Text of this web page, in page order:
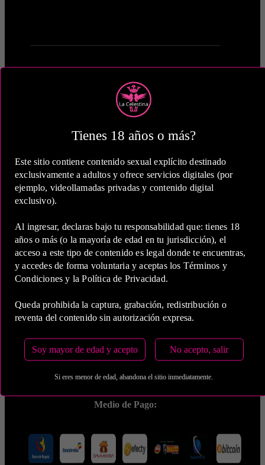
Tienes 18 años o más?
Este sitio contiene contenido sexual explícito destinado
exclusivamente a adultos y ofrece servicios digitales (por
ejemplo, videollamadas privadas y contenido digital
exclusivo).
Al ingresar, declaras bajo tu responsabilidad que: tienes 18
años o más (o la mayoría de edad en tu jurisdicción), el
acceso a este tipo de contenido es legal donde te encuentras,
y accedes de forma voluntaria y aceptas los Términos y
Condiciones y la Política de Privacidad.
Queda prohibida la captura, grabación, redistribución o
reventa del contenido sin autorización expresa.
Soy mayor de edad y acepto No acepto, salir
Si eres menor de edad, abandona el sitio inmediatamente.
1 Hora
COP 1,000,000.00
2 Horas
COP 1,500,000.00
5 Horas
COP 2,700,000.00
Estas tarifas incluyen transporte y preservativos
Medio de Pago: